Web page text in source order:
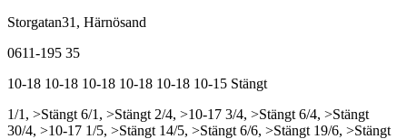
Storgatan31, Härnösand
0611-195 35
10-18 10-18 10-18 10-18 10-18 10-15 Stängt
1/1, >Stängt 6/1, >Stängt 2/4, >10-17 3/4, >Stängt 6/4, >Stängt
30/4, >10-17 1/5, >Stängt 14/5, >Stängt 6/6, >Stängt 19/6, >Stängt